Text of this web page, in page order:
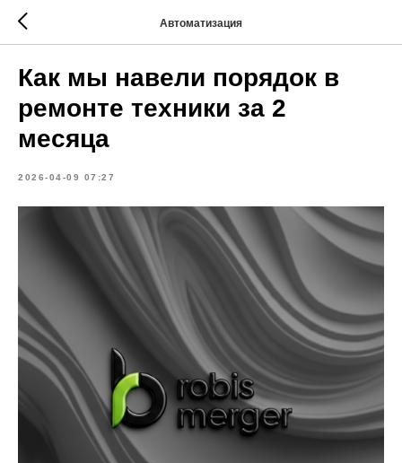
Автоматизация
Как мы навели порядок в
ремонте техники за 2
месяца
2026-04-09 07:27